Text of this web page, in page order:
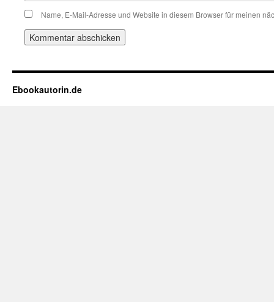
Name, E-Mail-Adresse und Website in diesem Browser für meinen
Ebookautorin.de